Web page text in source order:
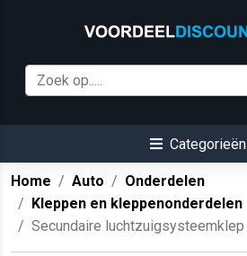
Categorieën
Home Auto
Onderdelen
Kleppen en kleppenonderdelen
Secundaire luchtzuigsysteemklep